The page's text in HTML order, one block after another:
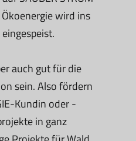
wird ins
auch gut für die
sein. Also fördern
Kundin oder -
in ganz